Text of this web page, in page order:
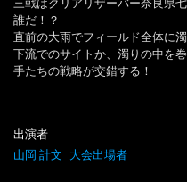
三戦はクリアリザーバー奈良県
誰だ！？
直前の大雨でフィールド全体に
下流でのサイトか、濁りの中を
手たちの戦略が交錯する！
出演者
山岡 計文
大会出場者